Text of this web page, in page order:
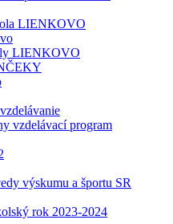
LIENKOVO
LIENKOVO
vzdelávací program
výskumu a športu SR
rok 2023-2024